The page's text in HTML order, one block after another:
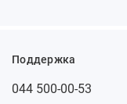
Поддержка
044 500-00-53